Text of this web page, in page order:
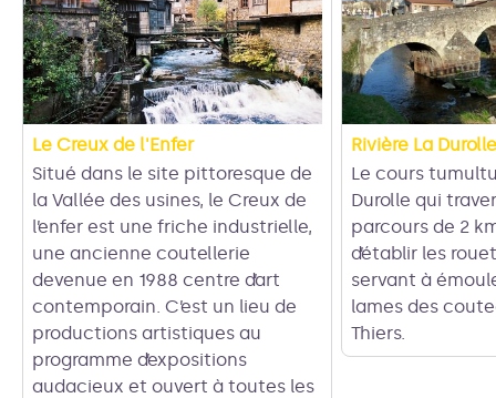
Voir l'image en plein écran
Le Creux de l'Enfer
Situé dans le site pittoresque de
la Vallée des usines, le Creux de
l’enfer est une friche industrielle,
une ancienne coutellerie
devenue en 1988 centre d’art
contemporain. C’est un lieu de
productions artistiques au
programme d’expositions
audacieux et ouvert à toutes les
Rivière La Durolle
Le cours
Durolle qui
parcours de 2
d’établir les
servant à
lames des
Thiers.